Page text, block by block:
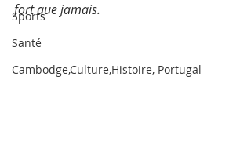
Sports
Santé
Cambodge,Culture,Histoire, Portugal
fort que jamais.